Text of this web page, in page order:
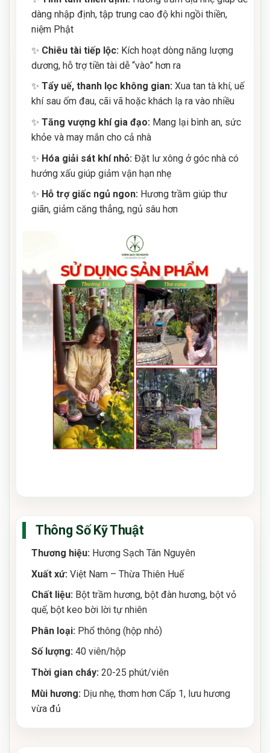
dàng nhập định, tập trung cao độ khi ngồi thiền,
niệm Phật
✨ Chiêu tài tiếp lộc: Kích hoạt dòng năng lượng
dương, hỗ trợ tiền tài dễ “vào” hơn ra
✨ Tẩy uế, thanh lọc không gian: Xua tan tà khí, uế
khí sau ốm đau, cãi vã hoặc khách lạ ra vào nhiều
✨ Tăng vượng khí gia đạo: Mang lại bình an, sức
khỏe và may mắn cho cả nhà
✨ Hóa giải sát khí nhỏ: Đặt lư xông ở góc nhà có
hướng xấu giúp giảm vận hạn nhẹ
✨ Hỗ trợ giấc ngủ ngon: Hương trầm giúp thư
giãn, giảm căng thẳng, ngủ sâu hơn
Thông Số Kỹ Thuật
Thương hiệu: Hương Sạch Tân Nguyên
Xuất xứ: Việt Nam – Thừa Thiên Huế
Chất liệu: Bột trầm hương, bột đàn hương, bột vỏ
quế, bột keo bời lời tự nhiên
Phân loại: Phổ thông (hộp nhỏ)
Số lượng: 40 viên/hộp
Thời gian cháy: 20-25 phút/viên
Mùi hương: Dịu nhẹ, thơm hơn Cấp 1, lưu hương
vừa đủ